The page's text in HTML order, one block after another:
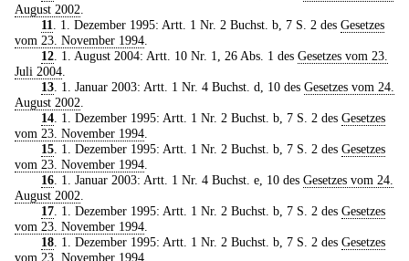
August 2002
11
. 1. Dezember 1995: Artt. 1 Nr. 2 Buchst. b, 7 S. 2 des Gesetzes
vom 23. November 1994
12. 1. August 2004: Artt. 10 Nr. 1, 26 Abs. 1 des Gesetzes vom 23.
Juli 2004
13. 1. Januar 2003: Artt. 1 Nr. 4 Buchst. d, 10 des Gesetzes vom 24.
August 2002
14. 1. Dezember 1995: Artt. 1 Nr. 2 Buchst. b, 7 S. 2 des Gesetzes
vom 23. November 1994
15. 1. Dezember 1995: Artt. 1 Nr. 2 Buchst. b, 7 S. 2 des Gesetzes
vom 23. November 1994
16. 1. Januar 2003: Artt. 1 Nr. 4 Buchst. e, 10 des Gesetzes vom 24.
August 2002
17. 1. Dezember 1995: Artt. 1 Nr. 2 Buchst. b, 7 S. 2 des Gesetzes
vom 23. November 1994
18. 1. Dezember 1995: Artt. 1 Nr. 2 Buchst. b, 7 S. 2 des Gesetzes
vom 23. November 1994